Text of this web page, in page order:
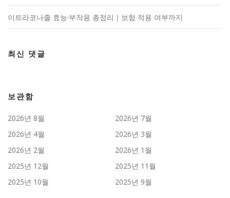
이트라코나졸 효능·부작용 총정리｜보험 적용 여부까지
최신 댓글
보관함
2026년 8월
2026년 7월
2026년 4월
2026년 3월
2026년 2월
2026년 1월
2025년 12월
2025년 11월
2025년 10월
2025년 9월